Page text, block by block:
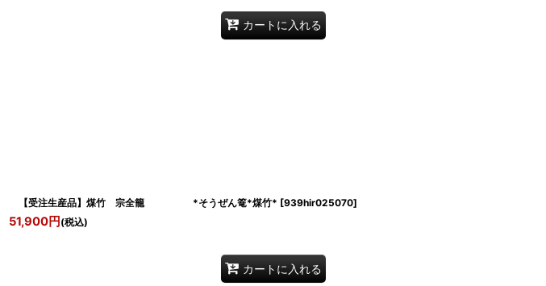
カートに入れる
【受注生産品】煤竹 宗全籠 *そうぜん篭*煤竹* [939hir025070]
51,900円 (税込)
カートに入れる